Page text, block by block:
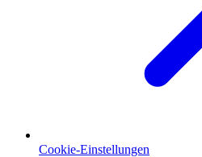
Cookie-Einstellungen